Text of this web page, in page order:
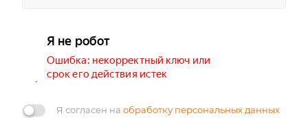
Я согласен на обработку персональных данных